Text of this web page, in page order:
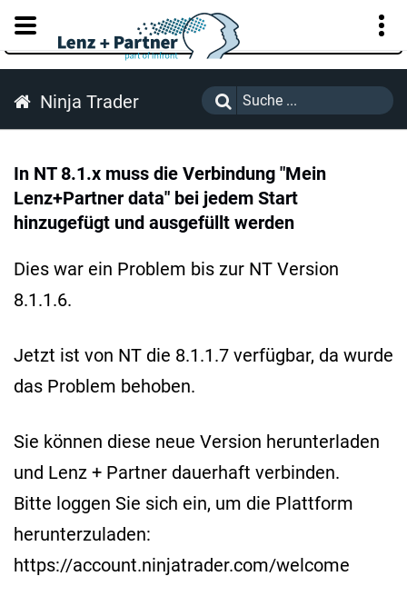
KUNDENPORTAL
Ninja Trader
In NT 8.1.x muss die Verbindung "Mein
Lenz+Partner data" bei jedem Start
hinzugefügt und ausgefüllt werden
Dies war ein Problem bis zur NT Version
8.1.1.6.
Jetzt ist von NT die 8.1.1.7 verfügbar, da wurde
das Problem behoben.
Sie können diese neue Version herunterladen
und Lenz + Partner dauerhaft verbinden.
Bitte loggen Sie sich ein, um die Plattform
herunterzuladen:
https://account.ninjatrader.com/welcome